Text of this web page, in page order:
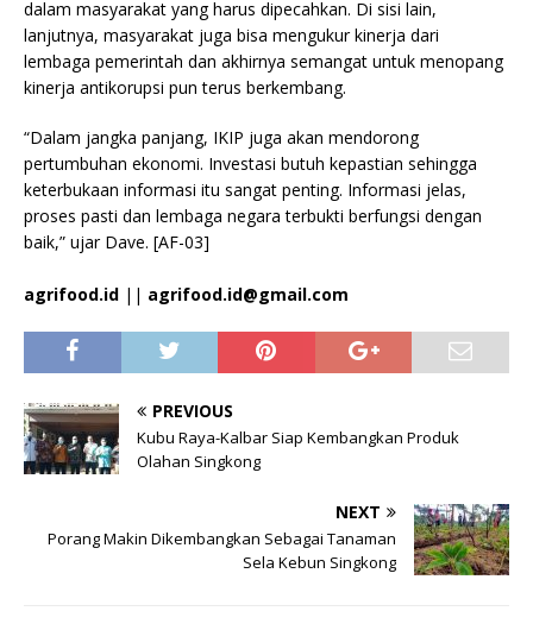
dalam masyarakat yang harus dipecahkan. Di sisi lain,
lanjutnya, masyarakat juga bisa mengukur kinerja dari
lembaga pemerintah dan akhirnya semangat untuk menopang
kinerja antikorupsi pun terus berkembang.
“Dalam jangka panjang, IKIP juga akan mendorong
pertumbuhan ekonomi. Investasi butuh kepastian sehingga
keterbukaan informasi itu sangat penting. Informasi jelas,
proses pasti dan lembaga negara terbukti berfungsi dengan
baik,” ujar Dave. [AF-03]
agrifood.id || agrifood.id@gmail.com
PREVIOUS
Kubu Raya-Kalbar Siap Kembangkan Produk
Olahan Singkong
NEXT
Porang Makin Dikembangkan Sebagai Tanaman
Sela Kebun Singkong